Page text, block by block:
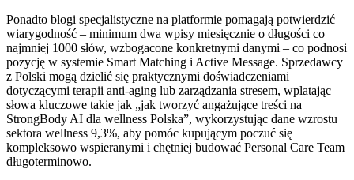
Ponadto blogi specjalistyczne na platformie pomagają potwierdzić
wiarygodność – minimum dwa wpisy miesięcznie o długości co
najmniej 1000 słów, wzbogacone konkretnymi danymi – co podnosi
pozycję w systemie Smart Matching i Active Message. Sprzedawcy
z Polski mogą dzielić się praktycznymi doświadczeniami
dotyczącymi terapii anti-aging lub zarządzania stresem, wplatając
słowa kluczowe takie jak „jak tworzyć angażujące treści na
StrongBody AI dla wellness Polska”, wykorzystując dane wzrostu
sektora wellness 9,3%, aby pomóc kupującym poczuć się
kompleksowo wspieranymi i chętniej budować Personal Care Team
długoterminowo.